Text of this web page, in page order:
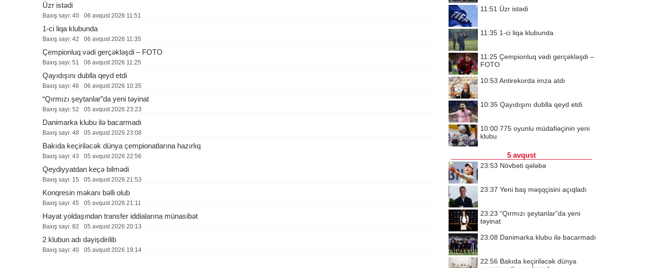
Üzr istədi
Baxış sayı: 40 06 avqust 2026 11:51
1-ci liqa klubunda
Baxış sayı: 42 06 avqust 2026 11:35
Çempionluq vədi gerçəkləşdi – FOTO
Baxış sayı: 51 06 avqust 2026 11:25
Qayıdışını dublla qeyd etdi
Baxış sayı: 46 06 avqust 2026 10:35
“Qırmızı şeytanlar”da yeni təyinat
Baxış sayı: 52 05 avqust 2026 23:23
Danimarka klubu ilə bacarmadı
Baxış sayı: 48 05 avqust 2026 23:08
Bakıda keçiriləcək dünya çempionatlarına hazırlıq
Baxış sayı: 43 05 avqust 2026 22:56
Qeydiyyatdan keçə bilmədi
Baxış sayı: 15 05 avqust 2026 21:53
Konqresin məkanı bəlli olub
Baxış sayı: 45 05 avqust 2026 21:11
Həyat yoldaşından transfer iddialarına münasibət
Baxış sayı: 82 05 avqust 2026 20:13
2 klubun adı dəyişdirilib
Baxış sayı: 40 05 avqust 2026 19:14
11:51 Üzr istədi
11:35 1-ci liqa klubunda
11:25 Çempionluq vədi gerçəkləşdi –
FOTO
10:53 Antirekorda imza atdı
10:35 Qayıdışını dublla qeyd etdi
10:00 775 oyunlu müdafiəçinin yeni
klubu
5 avqust
23:53 Növbəti qələbə
23:37 Yeni baş məşqçisini açıqladı
23:23 “Qırmızı şeytanlar”da yeni
təyinat
23:08 Danimarka klubu ilə bacarmadı
22:56 Bakıda keçiriləcək dünya